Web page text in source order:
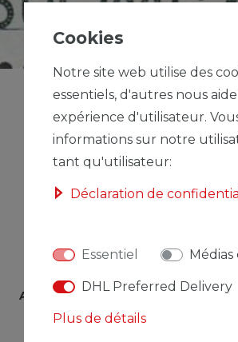
AUTRES DÉTAILS
Cookies
Notre site web utilise des
essentiels, d'autres nous
expérience d'utilisateur.
informations sur notre
tant qu'utilisateur:
Déclaration de
Essentiel
DHL Preferred Delivery
Plus de détails